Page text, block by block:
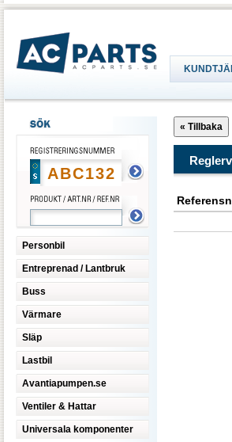
Personbil
Entreprenad / Lantbruk
Buss
Värmare
Släp
Lastbil
Avantiapumpen.se
Ventiler & Hattar
Universala komponenter